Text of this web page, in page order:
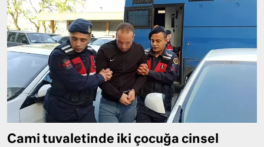
Cami tuvaletinde iki çocuğa cinsel